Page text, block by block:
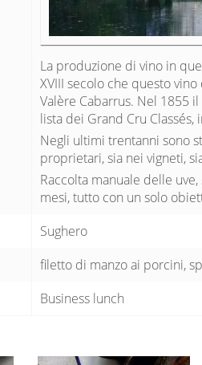
La produzione di vino in
XVIII secolo che questo
Valère Cabarrus. Nel 1855
lista dei Grand Cru
Negli ultimi trentanni sono
proprietari, sia nei vigneti,
Raccolta manuale delle
mesi, tutto con un solo
Sughero
filetto di manzo ai porcini,
Business lunch